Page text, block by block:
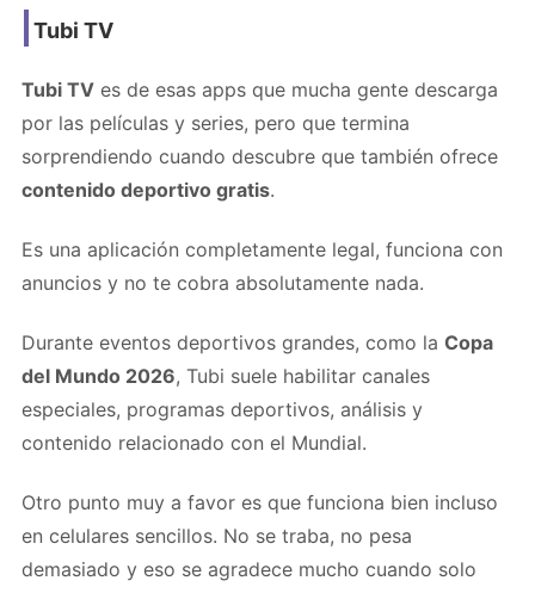
Tubi TV
Tubi TV es de esas apps que mucha gente descarga
por las películas y series, pero que termina
sorprendiendo cuando descubre que también ofrece
contenido deportivo gratis.
Es una aplicación completamente legal, funciona con
anuncios y no te cobra absolutamente nada.
Durante eventos deportivos grandes, como la Copa
del Mundo 2026, Tubi suele habilitar canales
especiales, programas deportivos, análisis y
contenido relacionado con el Mundial.
Otro punto muy a favor es que funciona bien incluso
en celulares sencillos. No se traba, no pesa
demasiado y eso se agradece mucho cuando solo